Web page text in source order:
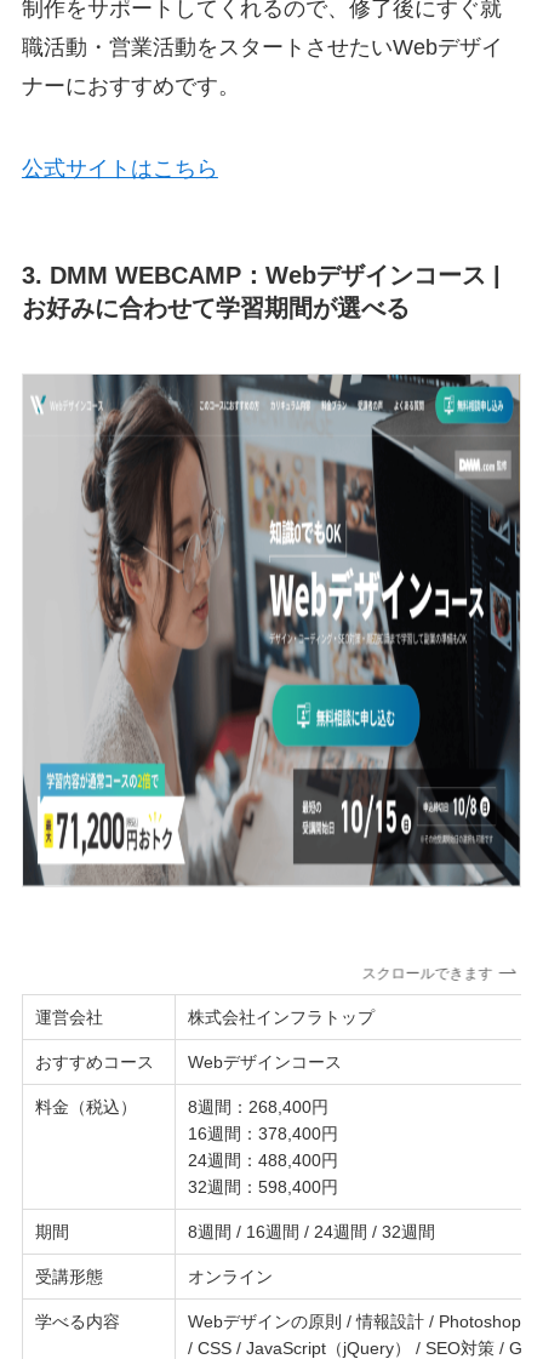
制作をサポートしてくれるので、修了後にすぐ就
職活動・営業活動をスタートさせたいWebデザイ
ナーにおすすめです。
公式サイトはこちら
3. DMM WEBCAMP：Webデザインコース |
お好みに合わせて学習期間が選べる
スクロールできます
運営会社 株式会社インフラトップ
おすすめコース Webデザインコース
料金（税込）
8週間：268,400円
16週間：378,400円
24週間：488,400円
32週間：598,400円
期間 8週間 / 16週間 / 24週間 / 32週間
受講形態 オンライン
学べる内容
Webデザインの原則 / 情報設計 / Photoshop /
/ CSS / JavaScript（jQuery） / SEO対策 / GA